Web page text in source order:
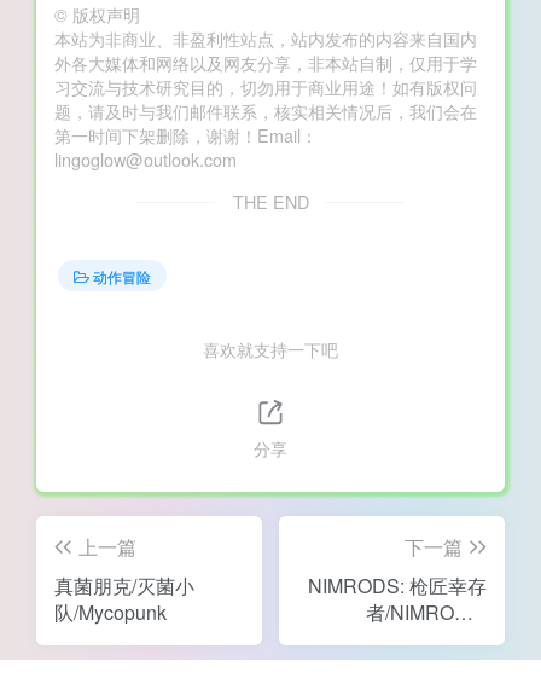
© 版权声明
本站为非商业、非盈利性站点，站内发布的内容来自国内
外各大媒体和网络以及网友分享，非本站自制，仅用于学
习交流与技术研究目的，切勿用于商业用途！如有版权问
题，请及时与我们邮件联系，核实相关情况后，我们会在
第一时间下架删除，谢谢！Email：
lingoglow@outlook.com
THE END
动作冒险
喜欢就支持一下吧
分享
上一篇
真菌朋克/灭菌小
队/Mycopunk
下一篇
NIMRODS: 枪匠幸存
者/NIMRODS:
GunCraft Survivor